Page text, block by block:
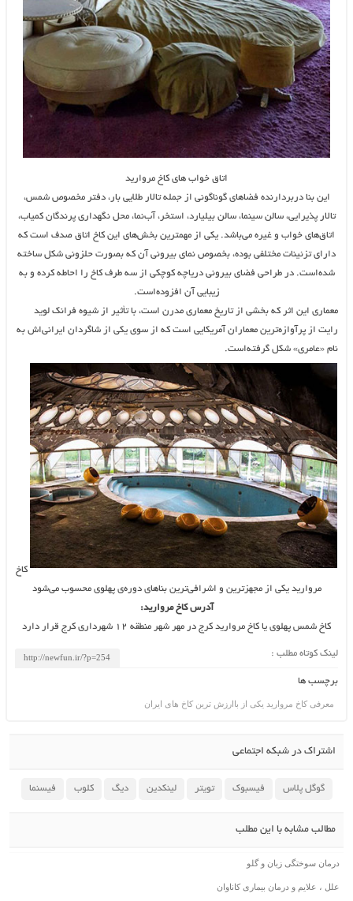
اتاق خواب های کاخ مروارید
این بنا دربردارنده فضاهای گوناگونی از جمله تالار طلایی بار، دفتر مخصوص شمس،
تالار پذیرایی، سالن سینما، سالن بیلیارد، استخر، آب‌نما، محل نگهداری پرندگان کمیاب،
اتاق‌های خواب و غیره می‌باشد. یکی از مهمترین بخش‌های این کاخ اتاق صدف است که
دارای تزئینات مختلفی بوده، بخصوص نمای بیرونی آن که بصورت حلزونی شکل ساخته
شده‌است. در طراحی فضای بیرونی دریاچه کوچکی از سه طرف کاخ را احاطه کرده و به
زیبایی آن افزوده‌است.
معماری این اثر که بخشی از تاریخ معماری مدرن است، با تأثیر از شیوه فرانک لوید
رایت از پرآوازه‌ترین معماران آمریکایی است که از سوی یکی از شاگردان ایرانی‌اش به
نام «عامری» شکل گرفته‌است.
کاخ
مروارید یکی از مجهزترین و اشرافی‌ترین بناهای دوره‌ی پهلوی محسوب می‌شود
آدرس کاخ مروارید:
کاخ شمس پهلوی یا کاخ مروارید کرج در مهر شهر منطقه ۱۲ شهرداری کرج قرار دارد
لینک کوتاه مطلب :
برچسب ها
معرفی کاخ مروارید یکی از باارزش ترین کاخ های ایران
اشتراک در شبکه اجتماعی
گوگل پلاس فیسبوک تویتر لینکدین دیگ کلوب فیسنما
مطالب مشابه با این مطلب
درمان سوختگی زبان و گلو
علل ، علایم و درمان بیماری کاناوان